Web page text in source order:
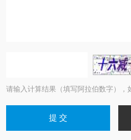
请输入计算结果（填写阿拉伯数字），